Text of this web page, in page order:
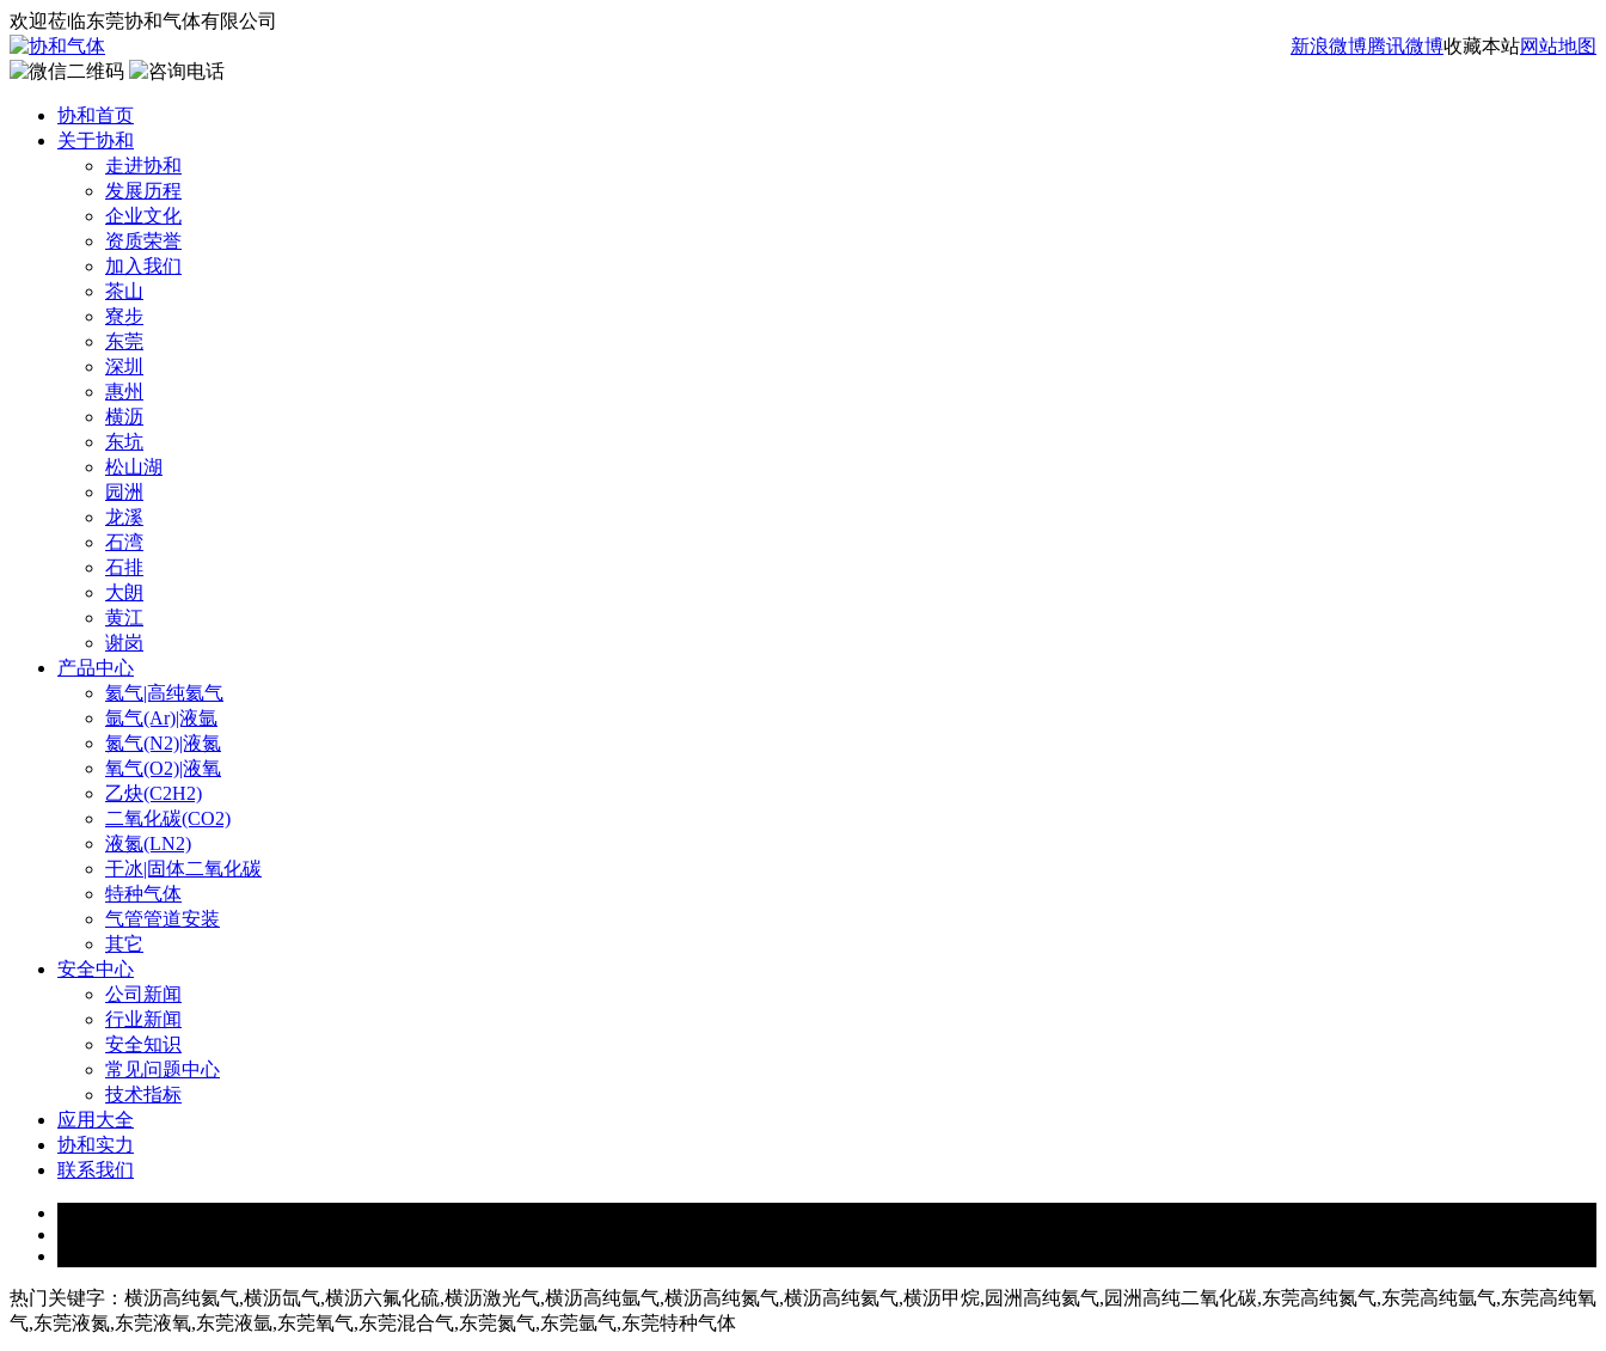
欢迎莅临东莞协和气体有限公司
新浪微博腾讯微博收藏本站网站地图
协和首页
关于协和
走进协和
发展历程
企业文化
资质荣誉
加入我们
茶山
寮步
东莞
深圳
惠州
横沥
东坑
松山湖
园洲
龙溪
石湾
石排
大朗
黄江
谢岗
产品中心
氦气|高纯氦气
氩气(Ar)|液氩
氮气(N2)|液氮
氧气(O2)|液氧
乙炔(C2H2)
二氧化碳(CO2)
液氮(LN2)
干冰|固体二氧化碳
特种气体
气管管道安装
其它
安全中心
公司新闻
行业新闻
安全知识
常见问题中心
技术指标
应用大全
协和实力
联系我们
热门关键字：横沥高纯氦气,横沥氙气,横沥六氟化硫,横沥激光气,横沥高纯氩气,横沥高纯氮气,横沥高纯氦气,横沥甲烷,园洲高纯氦气,园洲高纯二氧化碳,东莞高纯氮气,东莞高纯氩气,东莞高纯氧
气,东莞液氮,东莞液氧,东莞液氩,东莞氧气,东莞混合气,东莞氮气,东莞氩气,东莞特种气体